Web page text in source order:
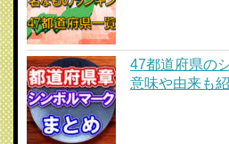
47都道府県の
意味や由来も